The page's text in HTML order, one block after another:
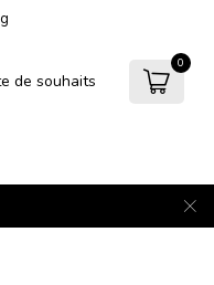
de souhaits
0